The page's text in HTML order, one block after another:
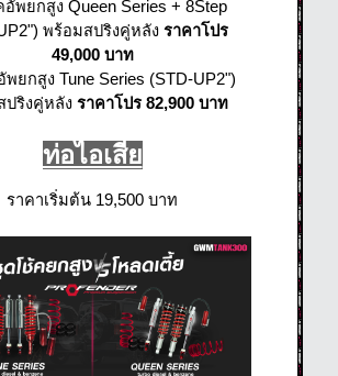
พยกสูง Queen Series + 8Step
พร้อมสปริงคู่หลัง ราคาโปร
49,000 บาท
ยกสูง Tune Series (STD-UP2")
ปริงคู่หลัง ราคาโปร 82,900 บาท
ท่อไอเสีย
ราคาเริ่มต้น 19,500 บาท